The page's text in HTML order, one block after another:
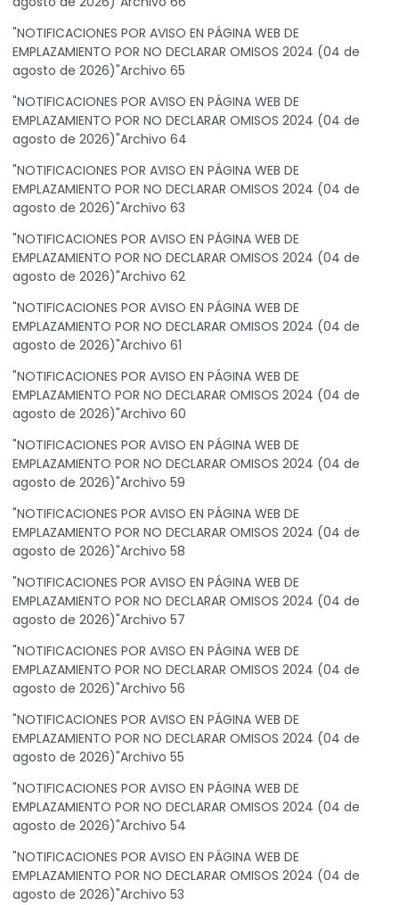
"NOTIFICACIONES POR AVISO EN PÁGINA WEB DE
EMPLAZAMIENTO POR NO DECLARAR OMISOS 2024 (04 de
agosto de 2026)"Archivo 65
"NOTIFICACIONES POR AVISO EN PÁGINA WEB DE
EMPLAZAMIENTO POR NO DECLARAR OMISOS 2024 (04 de
agosto de 2026)"Archivo 64
"NOTIFICACIONES POR AVISO EN PÁGINA WEB DE
EMPLAZAMIENTO POR NO DECLARAR OMISOS 2024 (04 de
agosto de 2026)"Archivo 63
"NOTIFICACIONES POR AVISO EN PÁGINA WEB DE
EMPLAZAMIENTO POR NO DECLARAR OMISOS 2024 (04 de
agosto de 2026)"Archivo 62
"NOTIFICACIONES POR AVISO EN PÁGINA WEB DE
EMPLAZAMIENTO POR NO DECLARAR OMISOS 2024 (04 de
agosto de 2026)"Archivo 61
"NOTIFICACIONES POR AVISO EN PÁGINA WEB DE
EMPLAZAMIENTO POR NO DECLARAR OMISOS 2024 (04 de
agosto de 2026)"Archivo 60
"NOTIFICACIONES POR AVISO EN PÁGINA WEB DE
EMPLAZAMIENTO POR NO DECLARAR OMISOS 2024 (04 de
agosto de 2026)"Archivo 59
"NOTIFICACIONES POR AVISO EN PÁGINA WEB DE
EMPLAZAMIENTO POR NO DECLARAR OMISOS 2024 (04 de
agosto de 2026)"Archivo 58
"NOTIFICACIONES POR AVISO EN PÁGINA WEB DE
EMPLAZAMIENTO POR NO DECLARAR OMISOS 2024 (04 de
agosto de 2026)"Archivo 57
"NOTIFICACIONES POR AVISO EN PÁGINA WEB DE
EMPLAZAMIENTO POR NO DECLARAR OMISOS 2024 (04 de
agosto de 2026)"Archivo 56
"NOTIFICACIONES POR AVISO EN PÁGINA WEB DE
EMPLAZAMIENTO POR NO DECLARAR OMISOS 2024 (04 de
agosto de 2026)"Archivo 55
"NOTIFICACIONES POR AVISO EN PÁGINA WEB DE
EMPLAZAMIENTO POR NO DECLARAR OMISOS 2024 (04 de
agosto de 2026)"Archivo 54
"NOTIFICACIONES POR AVISO EN PÁGINA WEB DE
EMPLAZAMIENTO POR NO DECLARAR OMISOS 2024 (04 de
agosto de 2026)"Archivo 53